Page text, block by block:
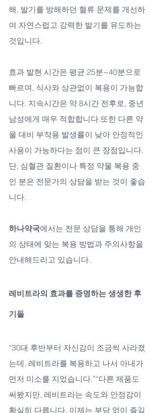
해, 발기를 방해하던 혈류 문제를 개선하
여 자연스럽고 강력한 발기를 유도하는
것입니다.
효과 발현 시간은 평균 25분~40분으로
빠르며, 식사와 상관없이 복용이 가능합
니다. 지속시간은 약 8시간 전후로, 중년
남성에게 매우 적합합니다.또한 다른 약
물 대비 부작용 발생률이 낮아 안정적인
사용이 가능하다는 점이 큰 장점입니다.
단, 심혈관 질환이나 특정 약물 복용 중
인 분은 전문가의 상담을 받는 것이 좋습
니다.
하나약국에서는 전문 상담을 통해 개인
의 상태에 맞는 복용 방법과 주의사항을
안내해드리고 있습니다.
레비트라의 효과를 증명하는 생생한 후
기들
“30대 후반부터 자신감이 조금씩 사라졌
는데, 레비트라를 복용하고 나서 아내가
먼저 미소를 지었습니다.”“다른 제품도
써봤지만, 레비트라는 속도와 안정감이
확실히 다릅니다. 이제는 부담 없이 즐길